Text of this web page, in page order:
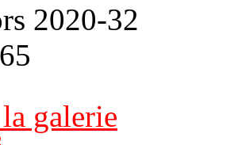
2020-32
galerie